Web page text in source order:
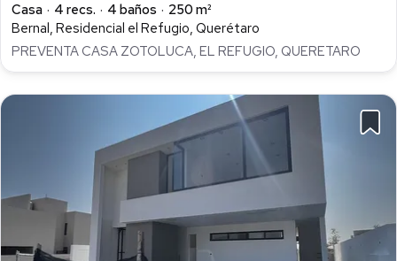
Casa
4 recs. 4 baños
250 m²
Bernal, Residencial el Refugio, Querétaro
PREVENTA CASA ZOTOLUCA, EL REFUGIO, QUERETARO